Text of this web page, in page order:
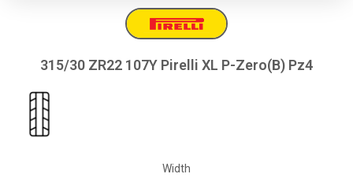
315/30 ZR22 107Y Pirelli XL P-Zero(B) Pz4
Width